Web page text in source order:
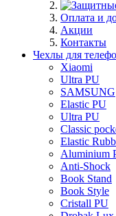
Оплата и
Акции
Контакты
Чехлы для
Xiaomi
Ultra PU
SAMSUNG
Elastic PU
Ultra PU
Classic
Elastic
Aluminium
Anti-Shock
Book Stand
Book Style
Cristall PU